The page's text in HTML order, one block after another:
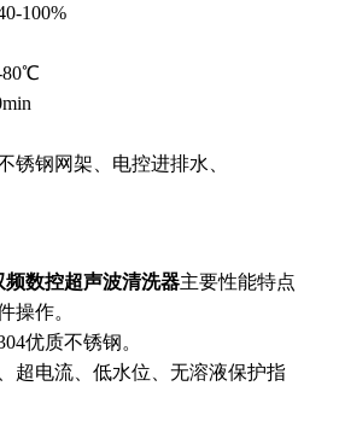
100%
80℃
锈钢网架、电控进排水、
数控超声波清洗器主要性能特点
操作。
优质不锈钢。
超电流、低水位、无溶液保护指